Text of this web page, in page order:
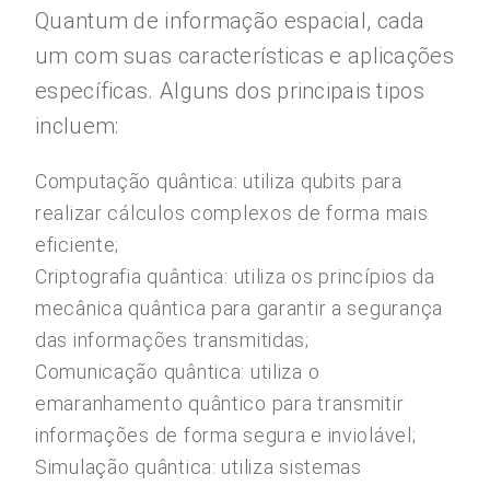
Quantum de informação espacial, cada
um com suas características e aplicações
específicas. Alguns dos principais tipos
incluem:
Computação quântica: utiliza qubits para
realizar cálculos complexos de forma mais
eficiente;
Criptografia quântica: utiliza os princípios da
mecânica quântica para garantir a segurança
das informações transmitidas;
Comunicação quântica: utiliza o
emaranhamento quântico para transmitir
informações de forma segura e inviolável;
Simulação quântica: utiliza sistemas